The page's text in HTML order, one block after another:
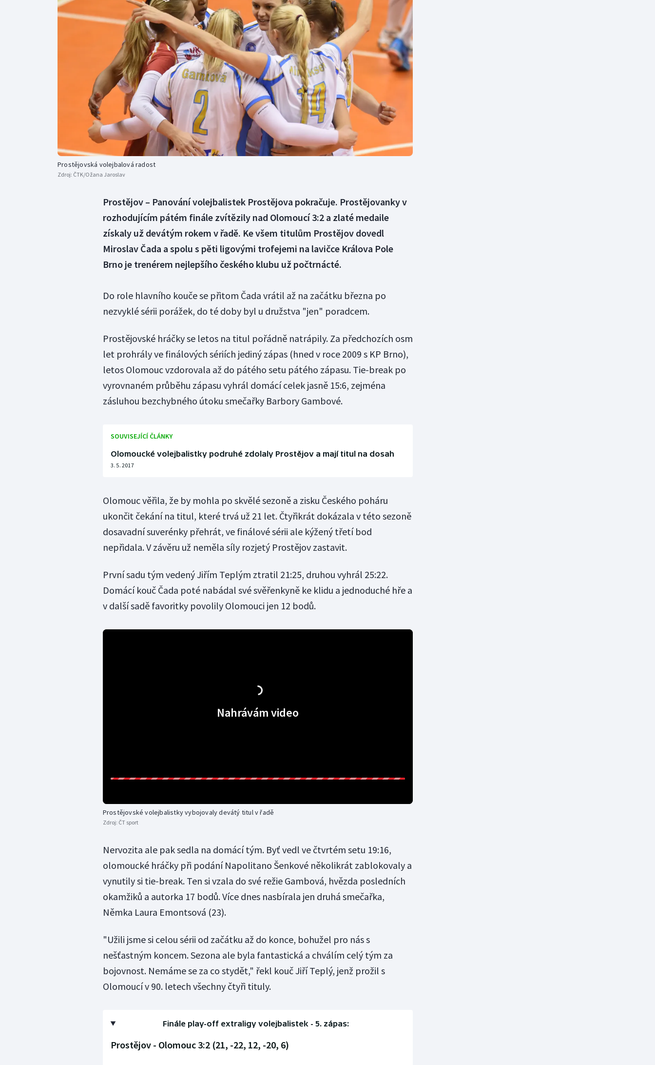
Curling
Dostihy
Florbal
Futsal
Golf
Gymnastika
Moderní pětiboj
Motorsport
Olympijské hry
Parasport
Plavání
Plážový volejbal
Triatlon
Veslování
Vodní slalom
Ostatní
Prostějovská volejbalová radost
Zdroj: ČTK/Ožana Jaroslav
Prostějov – Panování volejbalistek Prostějova pokračuje. Prostějovanky v
rozhodujícím pátém finále zvítězily nad Olomoucí 3:2 a zlaté medaile
získaly už devátým rokem v řadě. Ke všem titulům Prostějov dovedl
Miroslav Čada a spolu s pěti ligovými trofejemi na lavičce Králova Pole
Brno je trenérem nejlepšího českého klubu už počtrnácté.
Do role hlavního kouče se přitom Čada vrátil až na začátku března po
nezvyklé sérii porážek, do té doby byl u družstva "jen" poradcem.
Prostějovské hráčky se letos na titul pořádně natrápily. Za předchozích osm
let prohrály ve finálových sériích jediný zápas (hned v roce 2009 s KP Brno),
letos Olomouc vzdorovala až do pátého setu pátého zápasu. Tie-break po
vyrovnaném průběhu zápasu vyhrál domácí celek jasně 15:6, zejména
zásluhou bezchybného útoku smečařky Barbory Gambové.
SOUVISEJÍCÍ ČLÁNKY
Olomoucké volejbalistky podruhé zdolaly Prostějov a mají titul na dosah
3. 5. 2017
Olomouc věřila, že by mohla po skvělé sezoně a zisku Českého poháru
ukončit čekání na titul, které trvá už 21 let. Čtyřikrát dokázala v této sezoně
dosavadní suverénky přehrát, ve finálové sérii ale kýžený třetí bod
nepřidala. V závěru už neměla síly rozjetý Prostějov zastavit.
První sadu tým vedený Jiřím Teplým ztratil 21:25, druhou vyhrál 25:22.
Domácí kouč Čada poté nabádal své svěřenkyně ke klidu a jednoduché hře a
v další sadě favoritky povolily Olomouci jen 12 bodů.
Nahrávám video
Prostějovské volejbalistky vybojovaly devátý titul v řadě
Zdroj: ČT sport
Nervozita ale pak sedla na domácí tým. Byť vedl ve čtvrtém setu 19:16,
olomoucké hráčky při podání Napolitano Šenkové několikrát zablokovaly a
vynutily si tie-break. Ten si vzala do své režie Gambová, hvězda posledních
okamžiků a autorka 17 bodů. Více dnes nasbírala jen druhá smečařka,
Němka Laura Emontsová (23).
"Užili jsme si celou sérii od začátku až do konce, bohužel pro nás s
nešťastným koncem. Sezona ale byla fantastická a chválím celý tým za
bojovnost. Nemáme se za co stydět," řekl kouč Jiří Teplý, jenž prožil s
Olomoucí v 90. letech všechny čtyři tituly.
Finále play-off extraligy volejbalistek - 5. zápas:
Prostějov - Olomouc 3:2 (21, -22, 12, -20, 6)